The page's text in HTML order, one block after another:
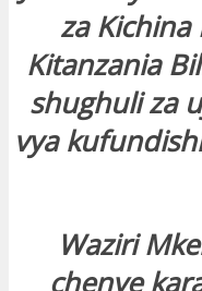
za
Kitanzania
shughuli za
vya
Waziri
chenye